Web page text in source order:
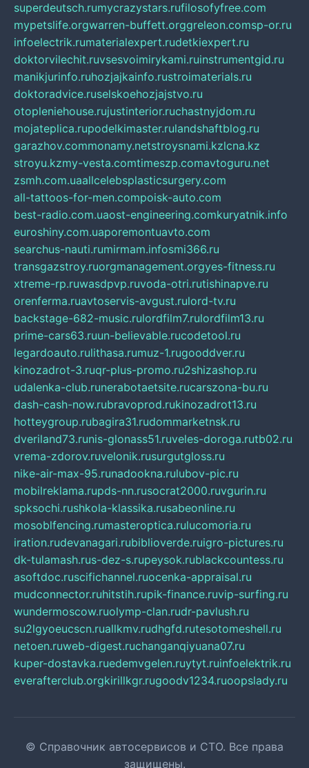
superdeutsch.rumycrazystars.rufilosofyfree.com
mypetslife.orgwarren-buffett.orggreleon.comsp-or.ru
infoelectrik.rumaterialexpert.rudetkiexpert.ru
doktorvilechit.ruvsesvoimirykami.ruinstrumentgid.ru
manikjurinfo.ruhozjajkainfo.rustroimaterials.ru
doktoradvice.ruselskoehozjajstvo.ru
otopleniehouse.rujustinterior.ruchastnyjdom.ru
mojateplica.rupodelkimaster.rulandshaftblog.ru
garazhov.commonamy.netstroysnami.kzlcna.kz
stroyu.kzmy-vesta.comtimeszp.comavtoguru.net
zsmh.com.uaallcelebsplasticsurgery.com
all-tattoos-for-men.compoisk-auto.com
best-radio.com.uaost-engineering.comkuryatnik.info
euroshiny.com.uaporemontuavto.com
searchus-nauti.rumirmam.infosmi366.ru
transgazstroy.ruorgmanagement.orgyes-fitness.ru
xtreme-rp.ruwasdpvp.ruvoda-otri.rutishinapve.ru
orenferma.ruavtoservis-avgust.rulord-tv.ru
backstage-682-music.rulordfilm7.rulordfilm13.ru
prime-cars63.ruun-believable.rucodetool.ru
legardoauto.rulithasa.rumuz-1.rugooddver.ru
kinozadrot-3.ruqr-plus-promo.ru2shizashop.ru
udalenka-club.runerabotaetsite.rucarszona-bu.ru
dash-cash-now.rubravoprod.rukinozadrot13.ru
hotteygroup.rubagira31.rudommarketnsk.ru
dveriland73.runis-glonass51.ruveles-doroga.rutb02.ru
vrema-zdorov.ruvelonik.rusurgutgloss.ru
nike-air-max-95.runadookna.rulubov-pic.ru
mobilreklama.rupds-nn.rusocrat2000.ruvgurin.ru
spksochi.rushkola-klassika.rusabeonline.ru
mosoblfencing.rumasteroptica.rulucomoria.ru
iration.rudevanagari.rubiblioverde.ruigro-pictures.ru
dk-tulamash.rus-dez-s.rupeysok.rublackcountess.ru
asoftdoc.ruscifichannel.ruocenka-appraisal.ru
mudconnector.ruhitstih.rupik-finance.ruvip-surfing.ru
wundermoscow.ruolymp-clan.rudr-pavlush.ru
su2lgyoeucscn.ruallkmv.rudhgfd.rutesotomeshell.ru
netoen.ruweb-digest.ruchanganqiyuana07.ru
kuper-dostavka.ruedemvgelen.ruytyt.ruinfoelektrik.ru
everafterclub.orgkirillkgr.rugoodv1234.ruoopslady.ru
© Справочник автосервисов и СТО. Все права
защищены.